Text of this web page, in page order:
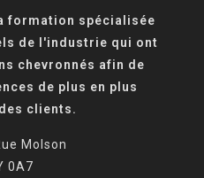
formation spécialisée
de l'industrie qui ont
chevronnés afin de
de plus en plus
clients.
Molson
0A7